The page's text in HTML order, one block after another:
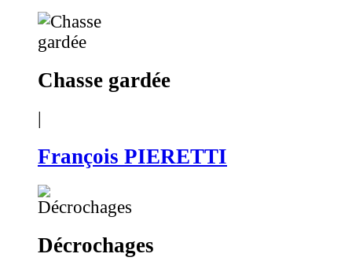
Chasse gardée
|
François PIERETTI
Décrochages